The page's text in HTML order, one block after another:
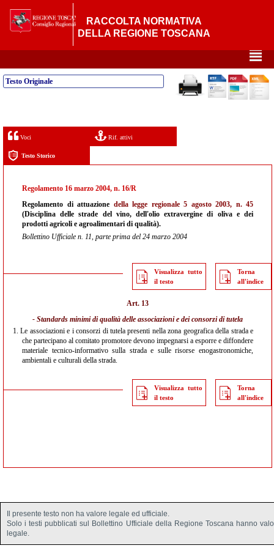
RACCOLTA NORMATIVA
DELLA REGIONE TOSCANA
²
Testo Originale
Voci Rif. attivi
Testo Storico
Regolamento 16 marzo 2004, n. 16/R
Regolamento di attuazione della legge regionale 5 agosto 2003, n. 45
(Disciplina delle strade del vino, dell'olio extravergine di oliva e dei
prodotti agricoli e agroalimentari di qualità).
Bollettino Ufficiale n. 11, parte prima del 24 marzo 2004
Visualizza tutto
il testo
Torna
all'indice
Art. 13
- Standards minimi di qualità delle associazioni e dei consorzi di tutela
1.Le associazioni e i consorzi di tutela presenti nella zona geografica della strada e
che partecipano al comitato promotore devono impegnarsi a esporre e diffondere
materiale tecnico-informativo sulla strada e sulle risorse enogastronomiche,
ambientali e culturali della strada.
Visualizza tutto
il testo
Torna
all'indice
Il presente testo non ha valore legale ed ufficiale.
Solo i testi pubblicati sul Bollettino Ufficiale della Regione Toscana hanno
legale.